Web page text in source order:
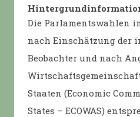
Die Parlamentswahlen
nach Einschätzung der
Beobachter und nach
Staaten (Economic
States – ECOWAS)